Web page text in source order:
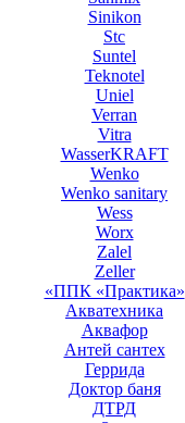
Sinikon
Stc
Suntel
Teknotel
Uniel
Verran
Vitra
WasserKRAFT
Wenko
Wenko sanitary
Wess
Worx
Zalel
Zeller
«ППК «Практика»
Акватехника
Аквафор
Антей сантех
Геррида
Доктор баня
ДТРД